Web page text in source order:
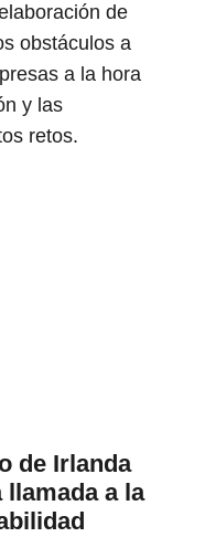
de
obstáculos a
a la hora
y las
retos.
de Irlanda
llamada a la